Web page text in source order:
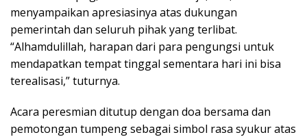
menyampaikan apresiasinya atas dukungan
pemerintah dan seluruh pihak yang terlibat.
“Alhamdulillah, harapan dari para pengungsi untuk
mendapatkan tempat tinggal sementara hari ini bisa
terealisasi,” tuturnya.
Acara peresmian ditutup dengan doa bersama dan
pemotongan tumpeng sebagai simbol rasa syukur atas